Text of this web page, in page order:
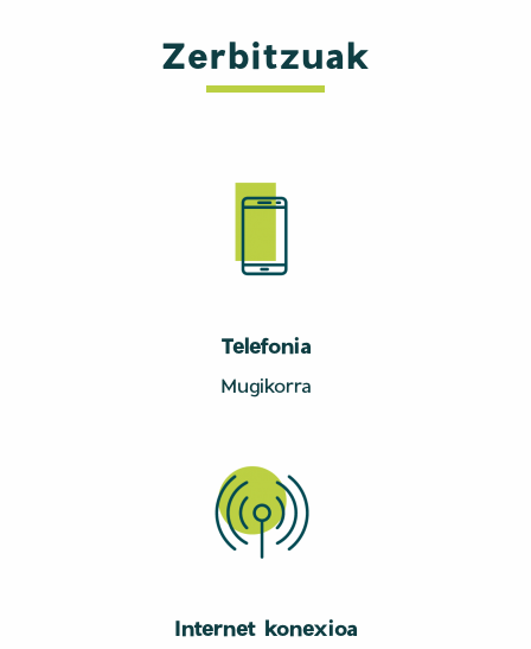
Zerbitzuak
Telefonia
Mugikorra
Internet konexioa